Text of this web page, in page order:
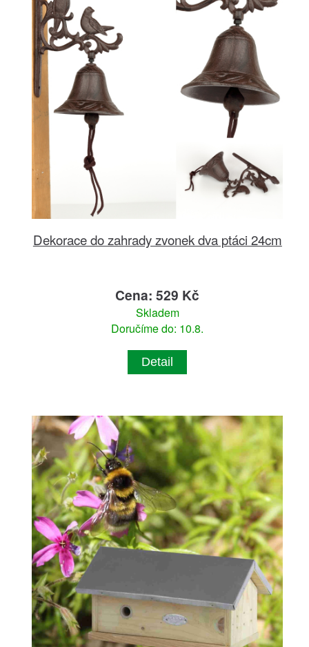
Dekorace do zahrady zvonek dva ptáci 24cm
Cena: 529 Kč
Skladem
Doručíme do: 10.8.
Detail